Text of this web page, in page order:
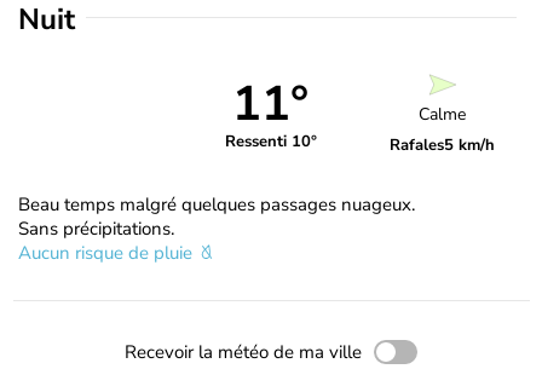
Nuit
11°
Ressenti 10°
Calme
Rafales5 km/h
Beau temps malgré quelques passages nuageux.
Sans précipitations.
Aucun risque de pluie
Recevoir la météo de ma ville